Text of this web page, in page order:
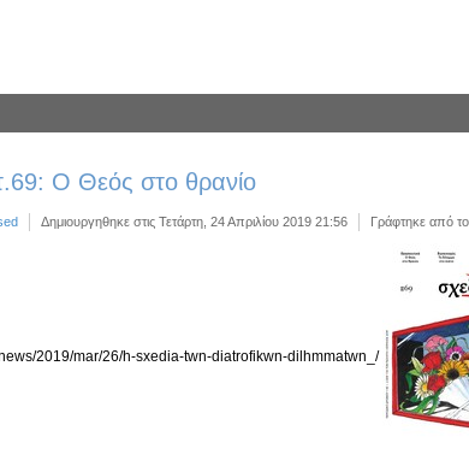
Ο Θεός στο θρανίο
Δημιουργηθηκε στις Τετάρτη, 24 Απριλίου 2019 21:56 Γράφτηκε από
2019/mar/26/h-sxedia-twn-diatrofikwn-dilhmmatwn_/